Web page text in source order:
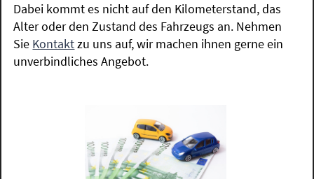
Dabei kommt es nicht auf den Kilometerstand, das
Alter oder den Zustand des Fahrzeugs an. Nehmen
Sie Kontaktzu uns auf, wir machen ihnen gerne ein
unverbindliches Angebot.